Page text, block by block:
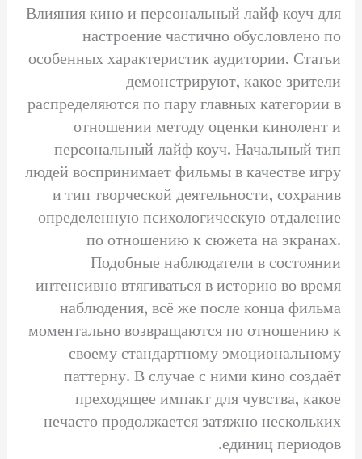
Влияния кино и персональный лайф коуч для
настроение частично обусловлено по
особенных характеристик аудитории. Статьи
демонстрируют, какое зрители
распределяются по пару главных категории в
отношении методу оценки кинолент и
персональный лайф коуч. Начальный тип
людей воспринимает фильмы в качестве игру
и тип творческой деятельности, сохранив
определенную психологическую отдаление
по отношению к сюжета на экранах.
Подобные наблюдатели в состоянии
интенсивно втягиваться в историю во время
наблюдения, всё же после конца фильма
моментально возвращаются по отношению к
своему стандартному эмоциональному
паттерну. В случае с ними кино создаёт
преходящее импакт для чувства, какое
нечасто продолжается затяжно нескольких
единиц периодов.